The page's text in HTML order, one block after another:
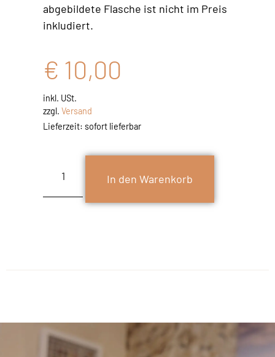
abgebildete Flasche ist nicht im Preis
inkludiert.
€ 10,00
inkl. USt.
zzgl. Versand
Lieferzeit: sofort lieferbar
In den Warenkorb